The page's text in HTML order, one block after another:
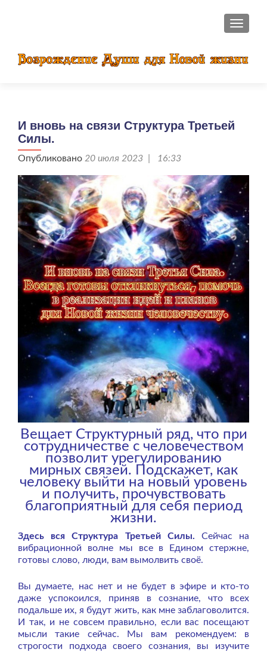
И вновь на связи Структура Третьей
Силы.
Опубликовано 20 июля 2023 | 16:33
Вещает Структурный ряд, что при
сотрудничестве с человечеством
позволит урегулированию
мирных связей. Подскажет, как
человеку выйти на новый уровень
и получить, прочувствовать
благоприятный для себя период
жизни.
Здесь вся Структура Третьей Силы. Сейчас на
вибрационной волне мы все в Едином стержне,
готовы слово, люди, вам вымолвить своё.
Вы думаете, нас нет и не будет в эфире и кто-то
даже успокоился, приняв в сознание, что всех
подальше их, я будут жить, как мне заблаговолится.
И так, и не совсем правильно, если вас посещают
мысли такие сейчас. Мы вам рекомендуем: в
строгости подхода своего сознания, вы изучите